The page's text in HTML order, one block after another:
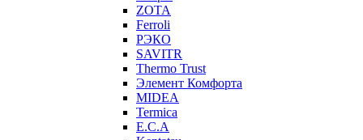
ZOTA
Ferroli
РЭКО
SAVITR
Thermo Trust
Элемент Комфорта
MIDEA
Termica
E.C.A